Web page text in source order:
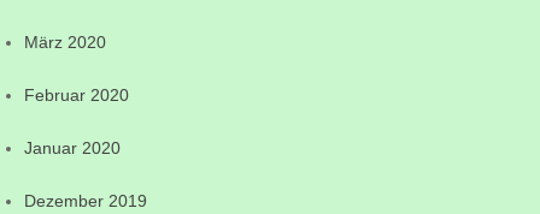
März 2020
Februar 2020
Januar 2020
Dezember 2019